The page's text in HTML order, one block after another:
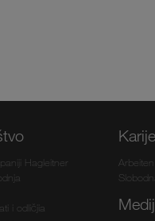
Hagleitner
i odličjia